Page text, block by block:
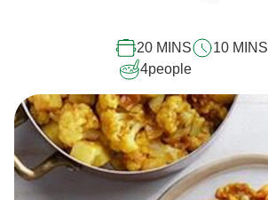
recipe
20 MINS
10 MINS
4people